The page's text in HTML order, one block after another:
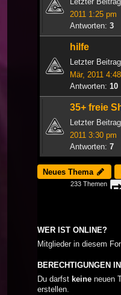
2011 1:25 pm
Antworten: 3
hilfe
Letzter
Mär, 2011
Antworten: 10
35+ freie
Letzter
2011 3:30 pm
Antworten: 7
Neues Thema
233 Themen
WER IST ONLINE?
Mitglieder in diesem
BERECHTIGUNGEN
Du darfst keine neuen
erstellen.